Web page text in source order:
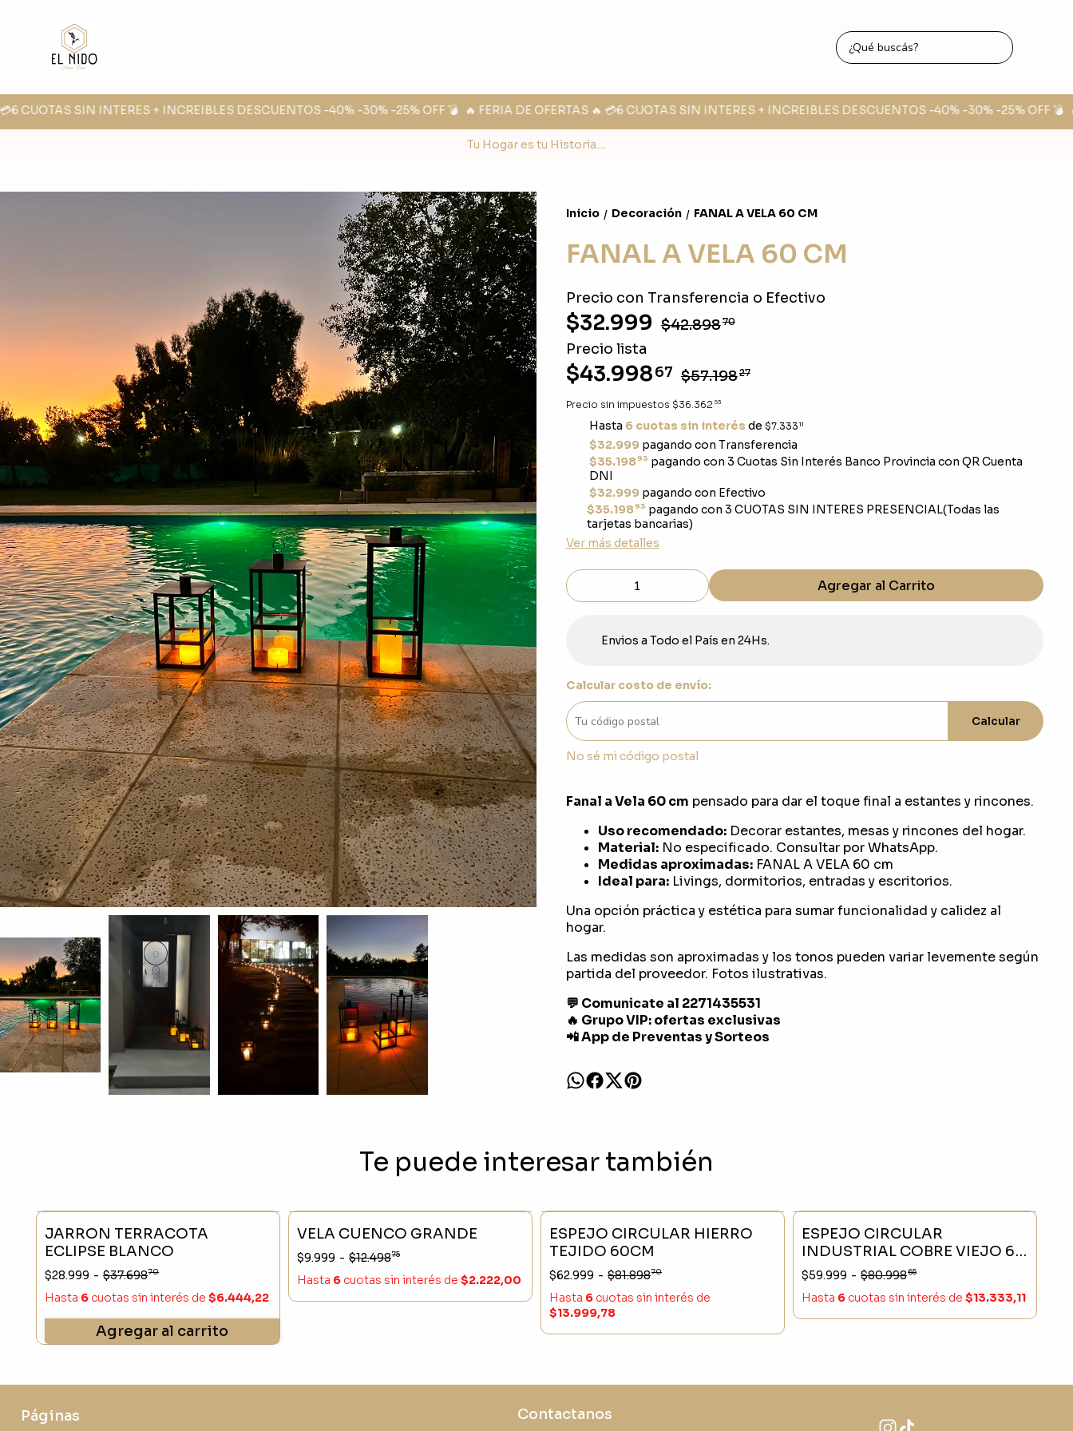
CUOTAS SIN INTERES + INCREIBLES DESCUENTOS -40% -30% -25% OFF 💣 🔥 FERIA DE OFERTAS 🔥 💳6 CUOTAS SIN INTERES + INCREIBLES DESCUENTOS -40% -30% -25% OFF 💣 🔥
Tu Hogar es tu Historia....
Inicio / Decoración / FANAL A VELA 60 CM
FANAL A VELA 60 CM
Precio con Transferencia o Efectivo
$32.999 $42.89870
Precio lista
$43.99867 $57.19827
Precio sin impuestos $36.362 53
Hasta 6 cuotas sin interés de $7.333 11
$32.999pagando con Transferencia
$35.19893 pagando con 3 Cuotas Sin Interés Banco Provincia con QR Cuenta
DNI
$32.999pagando con Efectivo
$35.19893 pagando con 3 CUOTAS SIN INTERES PRESENCIAL(Todas las
tarjetas bancarias)
Ver más detalles
Agregar al Carrito
Envios a Todo el País en 24Hs.
Calcular costo de envío:
Calcular
No sé mi código postal
Fanal a Vela 60 cm pensado para dar el toque final a estantes y rincones.
Uso recomendado:Decorar estantes, mesas y rincones del hogar.
Material:No especificado. Consultar por WhatsApp.
Medidas aproximadas:FANAL A VELA 60 cm
Ideal para:Livings, dormitorios, entradas y escritorios.
Una opción práctica y estética para sumar funcionalidad y calidez al
hogar.
Las medidas son aproximadas y los tonos pueden variar levemente según
partida del proveedor. Fotos ilustrativas.
💬 Comunicate al 2271435531
🔥 Grupo VIP: ofertas exclusivas
📲 App de Preventas y Sorteos
Te puede interesar también
JARRON TERRACOTA
ECLIPSE BLANCO
$28.999 - $37.69870
Hasta 6 cuotas sin interés de $6.444,22
Agregar al carrito
SIN STOCK
VELA CUENCO GRANDE
$9.999 - $12.49875
Hasta 6 cuotas sin interés de $2.222,00
SIN STOCK - 23 %
ESPEJO CIRCULAR HIERRO
TEJIDO 60CM
$62.999 - $81.89870
Hasta 6 cuotas sin interés de
$13.999,78
SIN STOCK
ESPEJO CIRCULAR
INDUSTRIAL COBRE VIEJO 60
CM
$59.999 - $80.99865
Hasta 6 cuotas sin interés de $13.333,11
Páginas Contactanos